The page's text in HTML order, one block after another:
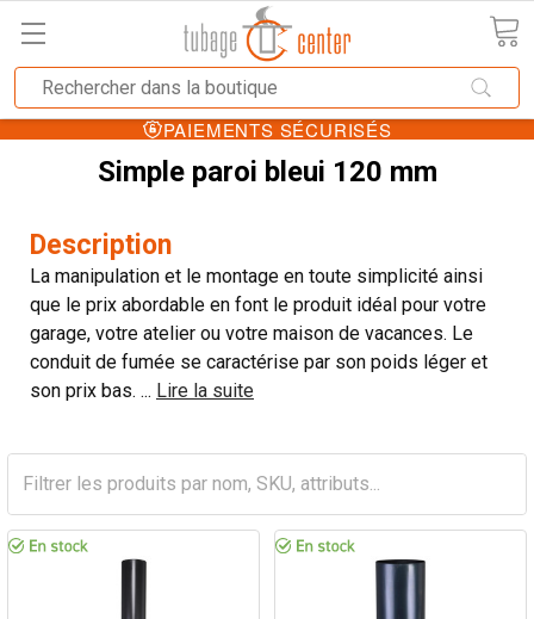
PAIEMENTS SÉCURISÉS
Simple paroi bleui 120 mm
Description
La manipulation et le montage en toute simplicité ainsi
que le prix abordable en font le produit idéal pour votre
garage, votre atelier ou votre maison de vacances. Le
conduit de fumée se caractérise par son poids léger et
son prix bas. ... Lire la suite